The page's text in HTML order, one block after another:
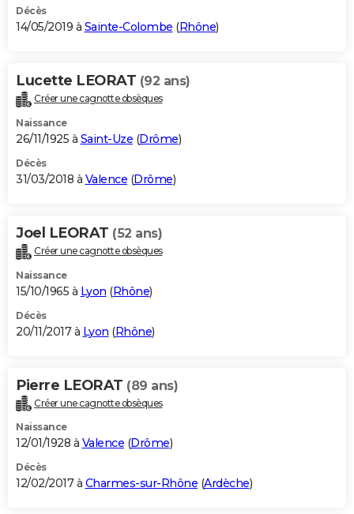
Décès
14/05/2019 à Sainte-Colombe (Rhône)
Lucette LEORAT (92 ans)
Créer une cagnotte obsèques
Naissance
26/11/1925 à Saint-Uze (Drôme)
Décès
31/03/2018 à Valence (Drôme)
Joel LEORAT (52 ans)
Créer une cagnotte obsèques
Naissance
15/10/1965 à Lyon (Rhône)
Décès
20/11/2017 à Lyon (Rhône)
Pierre LEORAT (89 ans)
Créer une cagnotte obsèques
Naissance
12/01/1928 à Valence (Drôme)
Décès
12/02/2017 à Charmes-sur-Rhône (Ardèche)